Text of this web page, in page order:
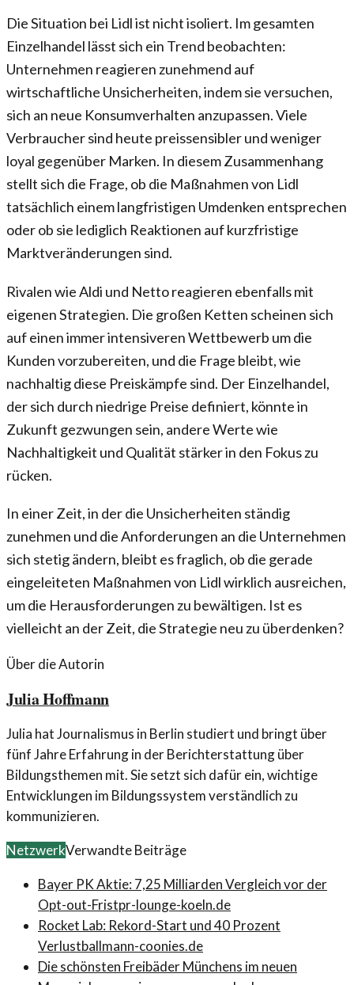
Die Situation bei Lidl ist nicht isoliert. Im gesamten
Einzelhandel lässt sich ein Trend beobachten:
Unternehmen reagieren zunehmend auf
wirtschaftliche Unsicherheiten, indem sie versuchen,
sich an neue Konsumverhalten anzupassen. Viele
Verbraucher sind heute preissensibler und weniger
loyal gegenüber Marken. In diesem Zusammenhang
stellt sich die Frage, ob die Maßnahmen von Lidl
tatsächlich einem langfristigen Umdenken entsprechen
oder ob sie lediglich Reaktionen auf kurzfristige
Marktveränderungen sind.
Rivalen wie Aldi und Netto reagieren ebenfalls mit
eigenen Strategien. Die großen Ketten scheinen sich
auf einen immer intensiveren Wettbewerb um die
Kunden vorzubereiten, und die Frage bleibt, wie
nachhaltig diese Preiskämpfe sind. Der Einzelhandel,
der sich durch niedrige Preise definiert, könnte in
Zukunft gezwungen sein, andere Werte wie
Nachhaltigkeit und Qualität stärker in den Fokus zu
rücken.
In einer Zeit, in der die Unsicherheiten ständig
zunehmen und die Anforderungen an die Unternehmen
sich stetig ändern, bleibt es fraglich, ob die gerade
eingeleiteten Maßnahmen von Lidl wirklich ausreichen,
um die Herausforderungen zu bewältigen. Ist es
vielleicht an der Zeit, die Strategie neu zu überdenken?
Über die Autorin
Julia Hoffmann
Julia hat Journalismus in Berlin studiert und bringt über
fünf Jahre Erfahrung in der Berichterstattung über
Bildungsthemen mit. Sie setzt sich dafür ein, wichtige
Entwicklungen im Bildungssystem verständlich zu
kommunizieren.
NetzwerkVerwandte Beiträge
Bayer PK Aktie: 7,25 Milliarden Vergleich vor der
Opt-out-Fristpr-lounge-koeln.de
Rocket Lab: Rekord-Start und 40 Prozent
Verlustballmann-coonies.de
Die schönsten Freibäder Münchens im neuen